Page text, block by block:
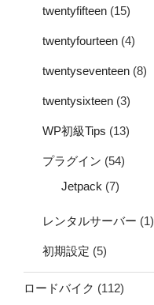
twentyfifteen (15)
twentyfourteen (4)
twentyseventeen (8)
twentysixteen (3)
WP初級Tips (13)
プラグイン (54)
Jetpack (7)
レンタルサーバー (1)
初期設定 (5)
ロードバイク (112)